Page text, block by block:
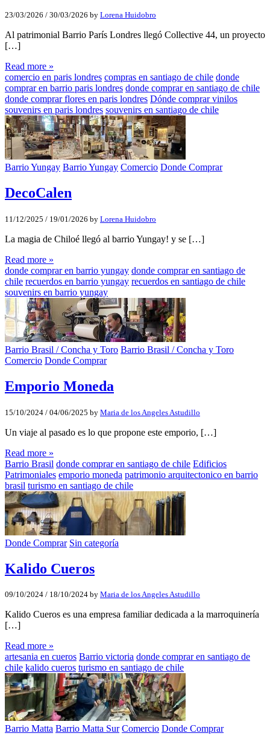
23/03/2026 / 30/03/2026 by Lorena Huidobro
Al patrimonial Barrio París Londres llegó Collective 44, un proyecto
[…]
Read more »
comercio en paris londres compras en santiago de chile donde
comprar en barrio paris londres donde comprar en santiago de chile
donde comprar flores en paris londres Dónde comprar vinilos
souvenirs en paris londres souvenirs en santiago de chile
Barrio Yungay Barrio Yungay Comercio Donde Comprar
DecoCalen
11/12/2025 / 19/01/2026 by Lorena Huidobro
La magia de Chiloé llegó al barrio Yungay! y se […]
Read more »
donde comprar en barrio yungay donde comprar en santiago de
chile recuerdos en barrio yungay recuerdos en santiago de chile
souvenirs en barrio yungay
Barrio Brasil / Concha y Toro Barrio Brasil / Concha y Toro
Comercio Donde Comprar
Emporio Moneda
15/10/2024 / 04/06/2025 by Maria de los Angeles Astudillo
Un viaje al pasado es lo que propone este emporio, […]
Read more »
Barrio Brasil donde comprar en santiago de chile Edificios
Patrimoniales emporio moneda patrimonio arquitectonico en barrio
brasil turismo en santiago de chile
Donde Comprar Sin categoría
Kalido Cueros
09/10/2024 / 18/10/2024 by Maria de los Angeles Astudillo
Kalido Cueros es una empresa familiar dedicada a la marroquinería
[…]
Read more »
artesania en cueros Barrio victoria donde comprar en santiago de
chile kalido cueros turismo en santiago de chile
Barrio Matta Barrio Matta Sur Comercio Donde Comprar